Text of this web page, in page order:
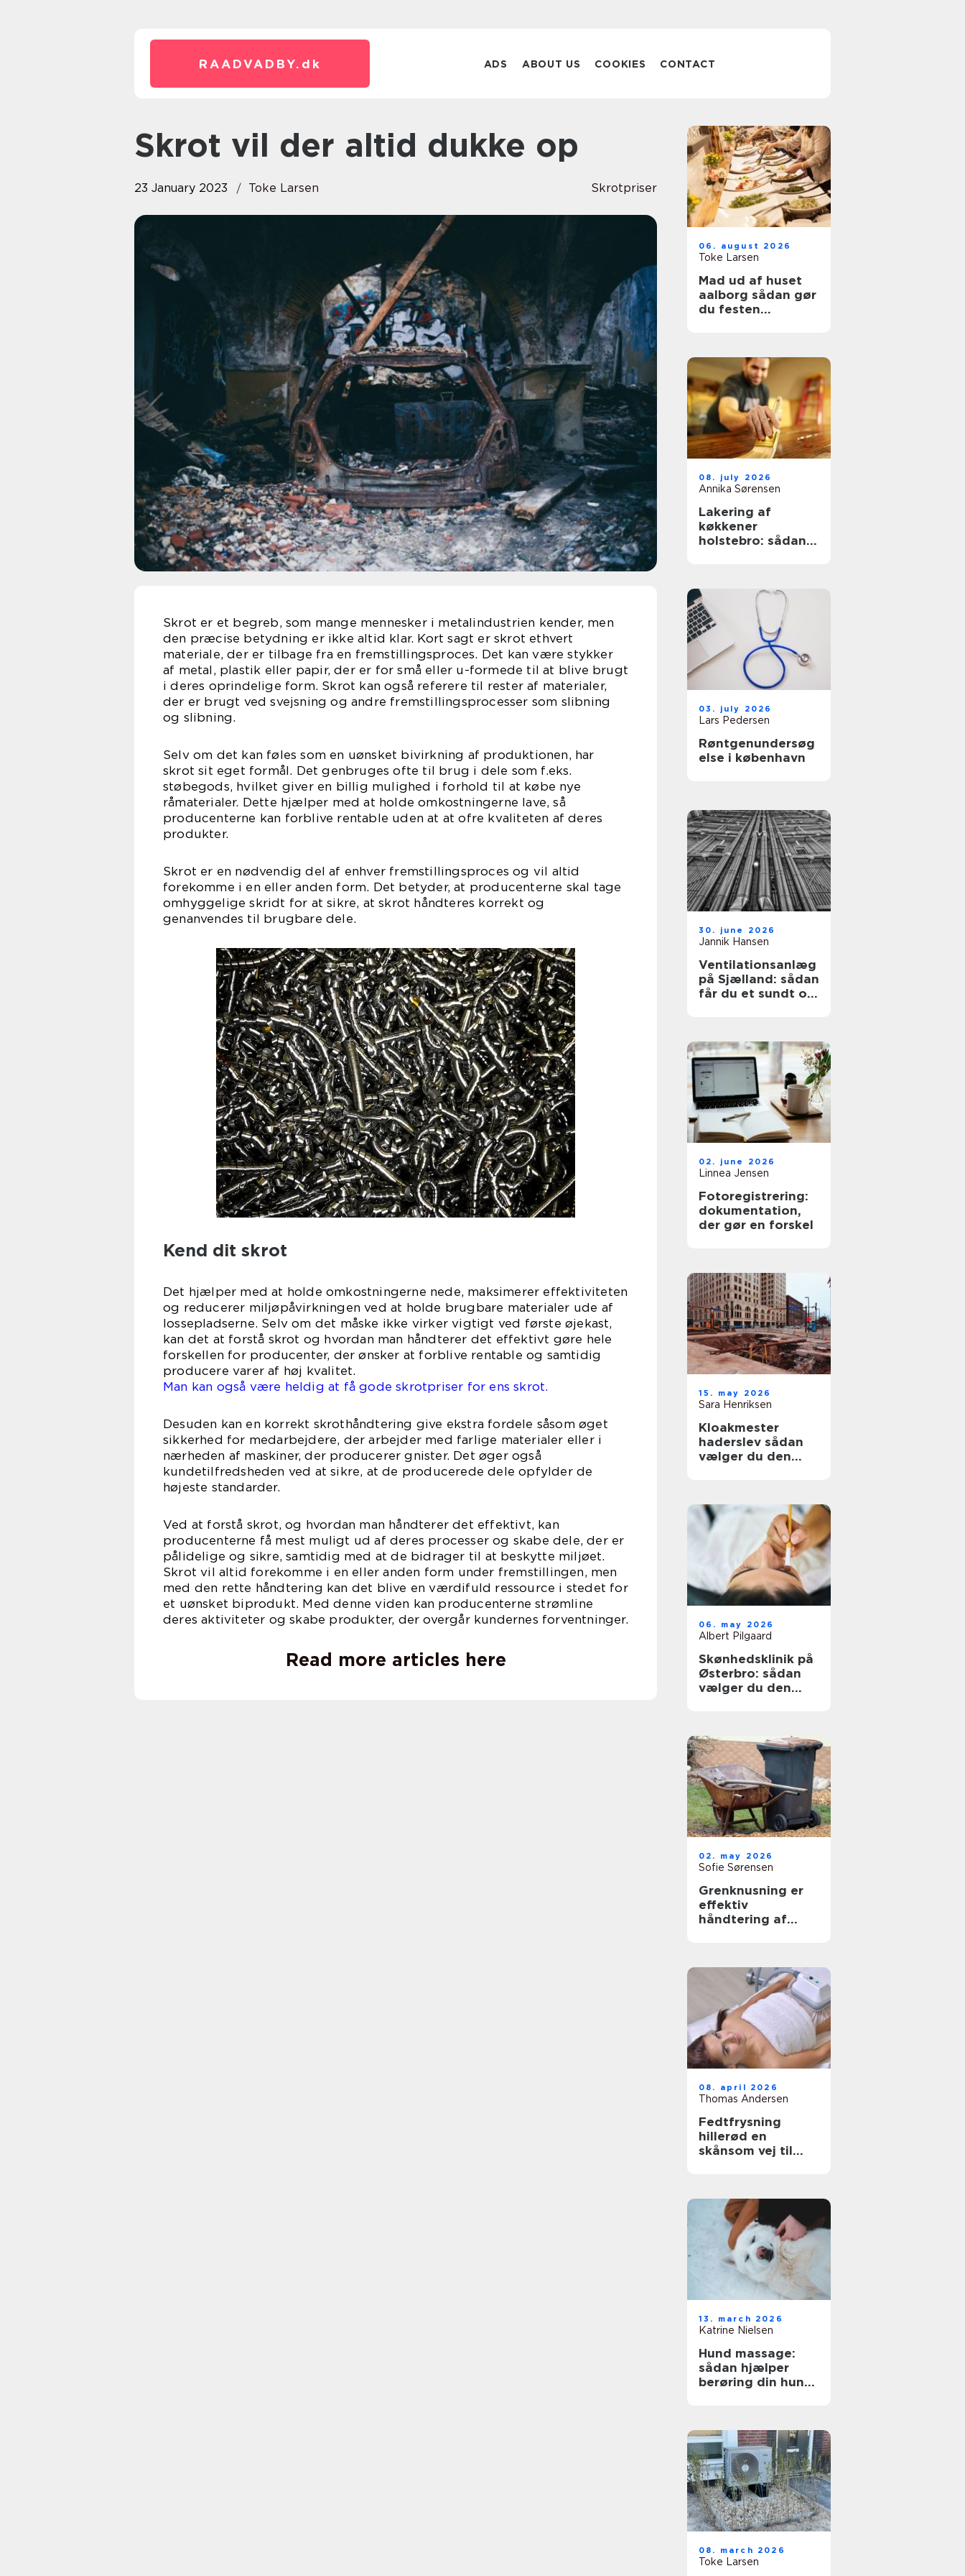
RAADVADBY. dk ADS ABOUT US COOKIES CONTACT
Skrot vil der altid dukke op
23 January 2023 Toke Larsen Skrotpriser
Skrot er et begreb, som mange mennesker i metalindustrien kender, men
den præcise betydning er ikke altid klar. Kort sagt er skrot ethvert
materiale, der er tilbage fra en fremstillingsproces. Det kan være stykker
af metal, plastik eller papir, der er for små eller u-formede til at blive brugt
i deres oprindelige form. Skrot kan også referere til rester af materialer,
der er brugt ved svejsning og andre fremstillingsprocesser som slibning
og slibning.
Selv om det kan føles som en uønsket bivirkning af produktionen, har
skrot sit eget formål. Det genbruges ofte til brug i dele som f.eks.
støbegods, hvilket giver en billig mulighed i forhold til at købe nye
råmaterialer. Dette hjælper med at holde omkostningerne lave, så
producenterne kan forblive rentable uden at at ofre kvaliteten af deres
produkter.
Skrot er en nødvendig del af enhver fremstillingsproces og vil altid
forekomme i en eller anden form. Det betyder, at producenterne skal tage
omhyggelige skridt for at sikre, at skrot håndteres korrekt og
genanvendes til brugbare dele.
Kend dit skrot
Det hjælper med at holde omkostningerne nede, maksimerer effektiviteten
og reducerer miljøpåvirkningen ved at holde brugbare materialer ude af
lossepladserne. Selv om det måske ikke virker vigtigt ved første øjekast,
kan det at forstå skrot og hvordan man håndterer det effektivt gøre hele
forskellen for producenter, der ønsker at forblive rentable og samtidig
producere varer af høj kvalitet.
Man kan også være heldig at få gode skrotpriser for ens skrot.
Desuden kan en korrekt skrothåndtering give ekstra fordele såsom øget
sikkerhed for medarbejdere, der arbejder med farlige materialer eller i
nærheden af maskiner, der producerer gnister. Det øger også
kundetilfredsheden ved at sikre, at de producerede dele opfylder de
højeste standarder.
Ved at forstå skrot, og hvordan man håndterer det effektivt, kan
producenterne få mest muligt ud af deres processer og skabe dele, der er
pålidelige og sikre, samtidig med at de bidrager til at beskytte miljøet.
Skrot vil altid forekomme i en eller anden form under fremstillingen, men
med den rette håndtering kan det blive en værdifuld ressource i stedet for
et uønsket biprodukt. Med denne viden kan producenterne strømline
deres aktiviteter og skabe produkter, der overgår kundernes forventninger.
Read more articles here
06. august 2026
Toke Larsen
Mad ud af huset
aalborg sådan gør
du festen
08. july 2026
Annika Sørensen
Lakering af
køkkener
holstebro: sådan
03. july 2026
Lars Pedersen
Røntgenundersøg
else i københavn
30. june 2026
Jannik Hansen
Ventilationsanlæg
på Sjælland: sådan
får du et sundt og
02. june 2026
Linnea Jensen
Fotoregistrering:
dokumentation,
der gør en forskel
15. may 2026
Sara Henriksen
Kloakmester
haderslev sådan
vælger du den
06. may 2026
Albert Pilgaard
Skønhedsklinik på
Østerbro: sådan
vælger du den
02. may 2026
Sofie Sørensen
Grenknusning er
effektiv
håndtering af
08. april 2026
Thomas Andersen
Fedtfrysning
hillerød en
skånsom vej til
13. march 2026
Katrine Nielsen
Hund massage:
sådan hjælper
berøring din hund
08. march 2026
Toke Larsen